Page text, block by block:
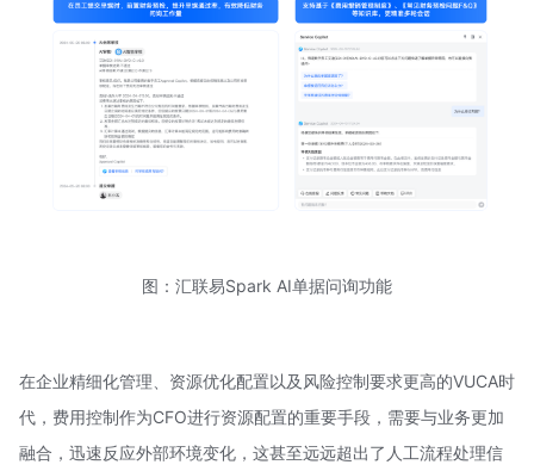
图：汇联易Spark AI单据问询功能
在企业精细化管理、资源优化配置以及风险控制要求更高的VUCA时
代，费用控制作为CFO进行资源配置的重要手段，需要与业务更加
融合，迅速反应外部环境变化，这甚至远远超出了人工流程处理信